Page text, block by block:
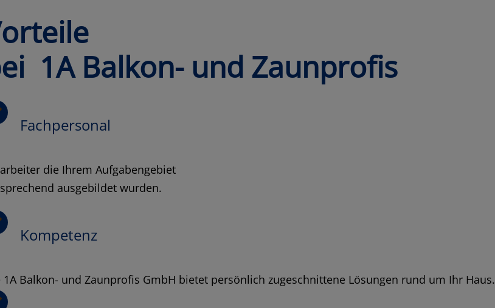
1A Balkon- und Zaunprofis
Fachpersonal
die Ihrem Aufgabengebiet
ausgebildet wurden.
Kompetenz
1A Balkon- und Zaunprofis GmbH bietet persönlich zugeschnittene Lösungen rund um Ihr Haus.